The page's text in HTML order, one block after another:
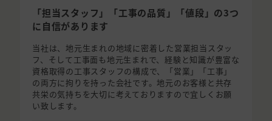
「担当スタッフ」「工事の品質」「値段」の3つ
に自信があります
当社は、地元生まれの地域に密着した営業担当スタッ
フ、そして工事面も地元生まれで、経験と知識が豊富な
資格取得の工事スタッフの構成で、「営業」「工事」
の両方に拘りを持った会社です。地元のお客様と共存
共栄の気持ちを大切に考えておりますので宜しくお願
い致します。